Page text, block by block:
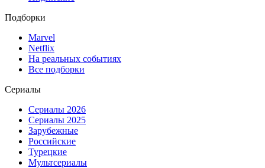
Подборки
Marvel
Netflix
На реальных событиях
Все подборки
Сериалы
Сериалы 2026
Сериалы 2025
Зарубежные
Российские
Турецкие
Мультсериалы